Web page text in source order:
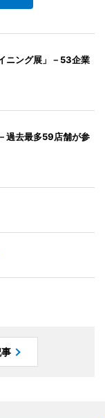
ニング展」－53企業
過去最多59店舗が参